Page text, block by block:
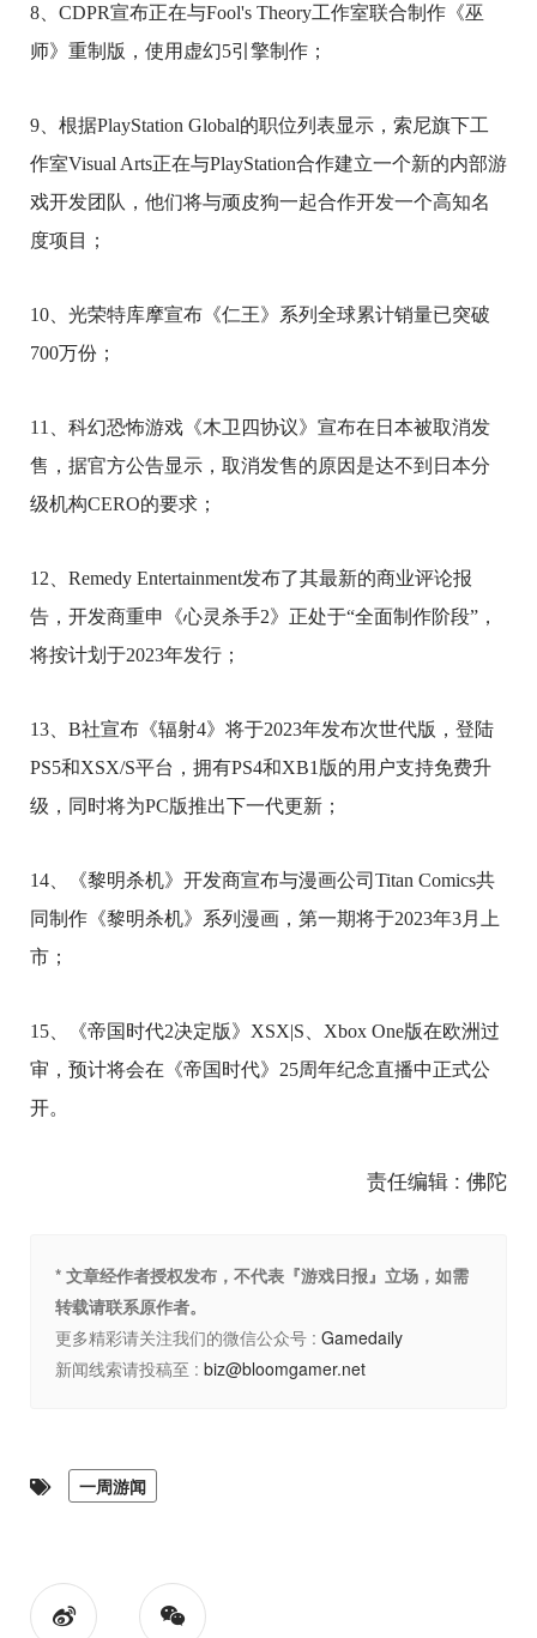
8、CDPR宣布正在与Fool's Theory工作室联合制作《巫
师》重制版，使用虚幻5引擎制作；
9、根据PlayStation Global的职位列表显示，索尼旗下工
作室Visual Arts正在与PlayStation合作建立一个新的内部游
戏开发团队，他们将与顽皮狗一起合作开发一个高知名
度项目；
10、光荣特库摩宣布《仁王》系列全球累计销量已突破
700万份；
11、科幻恐怖游戏《木卫四协议》宣布在日本被取消发
售，据官方公告显示，取消发售的原因是达不到日本分
级机构CERO的要求；
12、Remedy Entertainment发布了其最新的商业评论报
告，开发商重申《心灵杀手2》正处于“全面制作阶段”，
将按计划于2023年发行；
13、B社宣布《辐射4》将于2023年发布次世代版，登陆
PS5和XSX/S平台，拥有PS4和XB1版的用户支持免费升
级，同时将为PC版推出下一代更新；
14、《黎明杀机》开发商宣布与漫画公司Titan Comics共
同制作《黎明杀机》系列漫画，第一期将于2023年3月上
市；
15、《帝国时代2决定版》XSX|S、Xbox One版在欧洲过
审，预计将会在《帝国时代》25周年纪念直播中正式公
开。
责任编辑 : 佛陀
* 文章经作者授权发布，不代表『游戏日报』立场，如需
转载请联系原作者。
更多精彩请关注我们的微信公众号 : Gamedaily
新闻线索请投稿至 : biz@bloomgamer.net
一周游闻